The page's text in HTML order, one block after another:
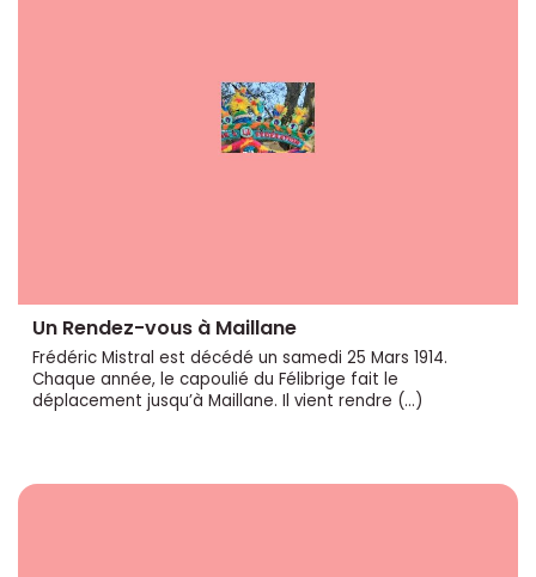
Un Rendez-vous à Maillane
Frédéric Mistral est décédé un samedi 25 Mars 1914.
Chaque année, le capoulié du Félibrige fait le
déplacement jusqu’à Maillane. Il vient rendre (…)